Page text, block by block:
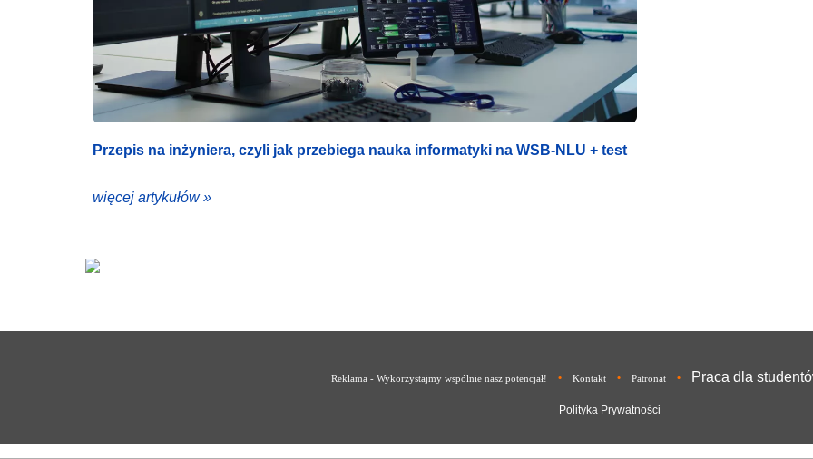
Przepis na inżyniera, czyli jak przebiega nauka informatyki na WSB-NLU + test
więcej artykułów »
Reklama - Wykorzystajmy wspólnie nasz potencjał! • Kontakt • Patronat • Praca dla
Polityka Prywatności